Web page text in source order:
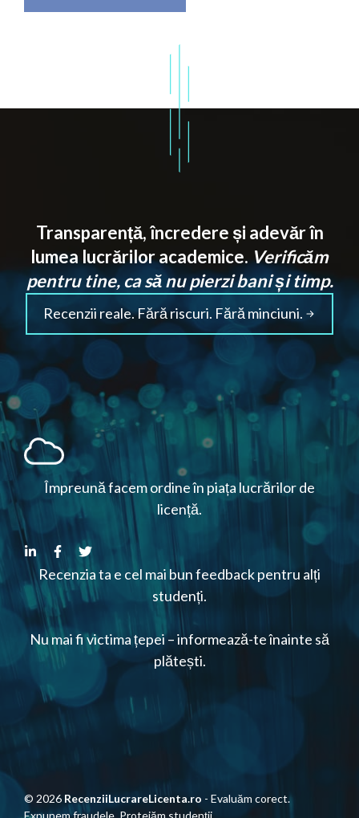
Transparență, încredere și adevăr în
lumea lucrărilor academice. Verificăm
pentru tine, ca să nu pierzi bani și timp.
Recenzii reale. Fără riscuri. Fără minciuni.
Împreună facem ordine în piața lucrărilor de
licență.
Recenzia ta e cel mai bun feedback pentru alți
studenți.
Nu mai fi victima țepei – informează-te înainte să
plătești.
© 2026 RecenziiLucrareLicenta.ro - Evaluăm corect.
Expunem fraudele. Protejăm studenții.